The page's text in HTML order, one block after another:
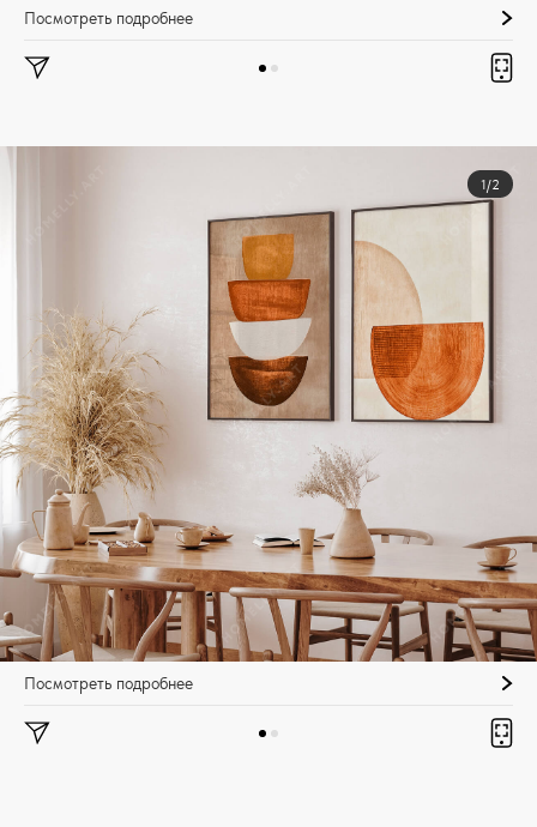
Посмотреть подробнее
1/2
Посмотреть подробнее